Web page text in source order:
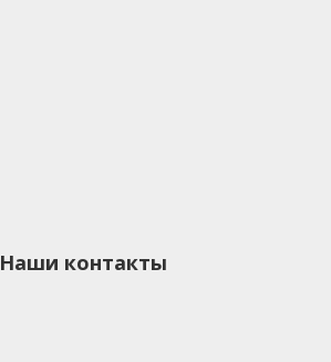
Наши контакты